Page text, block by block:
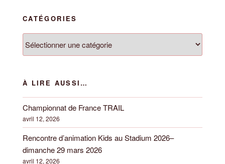
CATÉGORIES
À LIRE AUSSI…
Championnat de France TRAIL
avril 12, 2026
Rencontre d’animation Kids au Stadium 2026–
dimanche 29 mars 2026
avril 12, 2026